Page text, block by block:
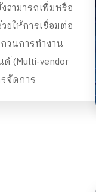
ามารถเพิ่มหรือ
ยให้การเชื่อมต่อ
วนการทำงาน
(Multi-vendor
จัดการ